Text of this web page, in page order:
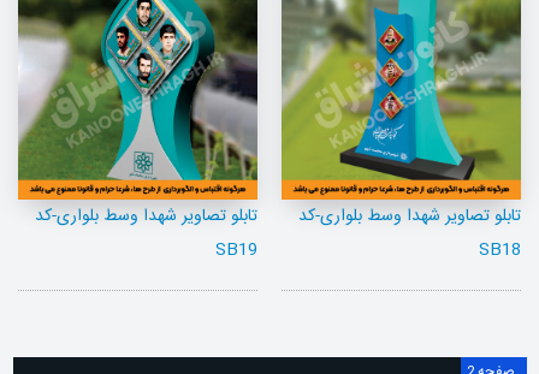
تابلو تصاویر شهدا وسط بلواری-کد
SB18
تابلو تصاویر شهدا وسط بلواری-کد
SB19